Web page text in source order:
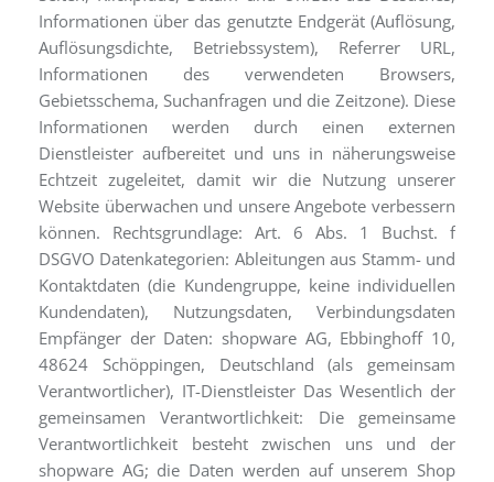
Informationen über das genutzte Endgerät (Auflösung,
Auflösungsdichte, Betriebssystem), Referrer URL,
Informationen des verwendeten Browsers,
Gebietsschema, Suchanfragen und die Zeitzone). Diese
Informationen werden durch einen externen
Dienstleister aufbereitet und uns in näherungsweise
Echtzeit zugeleitet, damit wir die Nutzung unserer
Website überwachen und unsere Angebote verbessern
können. Rechtsgrundlage: Art. 6 Abs. 1 Buchst. f
DSGVO Datenkategorien: Ableitungen aus Stamm- und
Kontaktdaten (die Kundengruppe, keine individuellen
Kundendaten), Nutzungsdaten, Verbindungsdaten
Empfänger der Daten: shopware AG, Ebbinghoff 10,
48624 Schöppingen, Deutschland (als gemeinsam
Verantwortlicher), IT-Dienstleister Das Wesentlich der
gemeinsamen Verantwortlichkeit: Die gemeinsame
Verantwortlichkeit besteht zwischen uns und der
shopware AG; die Daten werden auf unserem Shop